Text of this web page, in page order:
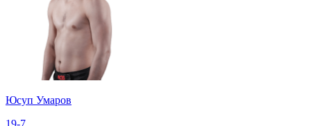
Юсуп Умаров
19-7